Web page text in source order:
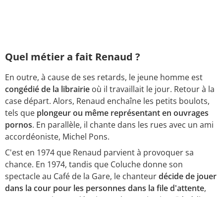
Quel métier a fait Renaud ?
En outre, à cause de ses retards, le jeune homme est
congédié de la librairie où il travaillait le jour. Retour à la
case départ. Alors, Renaud enchaîne les petits boulots,
tels que plongeur ou même représentant en ouvrages
pornos. En parallèle, il chante dans les rues avec un ami
accordéoniste, Michel Pons.
C'est en 1974 que Renaud parvient à provoquer sa
chance. En 1974, tandis que Coluche donne son
spectacle au Café de la Gare, le chanteurdécide de jouer
dans la cour pour les personnes dans la file d'attente,